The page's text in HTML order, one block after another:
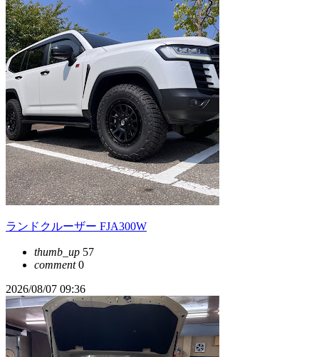
ランドクルーザー FJA300W
thumb_up 57
comment0
2026/08/07 09:36